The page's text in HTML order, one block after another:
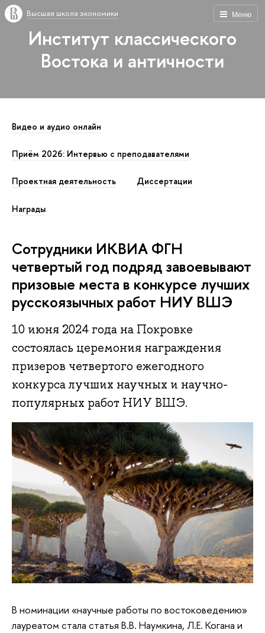
Меню
Высшая школа экономики
Институт классического
Востока и античности
Видео и аудио онлайн
Приём 2026: Интервью с преподавателями
Проектная деятельность Диссертации
Награды
Сотрудники ИКВИА ФГН
четвертый год подряд завоевывают
призовые места в конкурсе лучших
русскоязычных работ НИУ ВШЭ
10 июня 2024 года на Покровке
состоялась церемония награждения
призеров четвертого ежегодного
конкурса лучших научных и научно-
популярных работ НИУ ВШЭ.
В номинации «научные работы по востоковедению»
лауреатом стала статья В.В. Наумкина, Л.Е. Когана и